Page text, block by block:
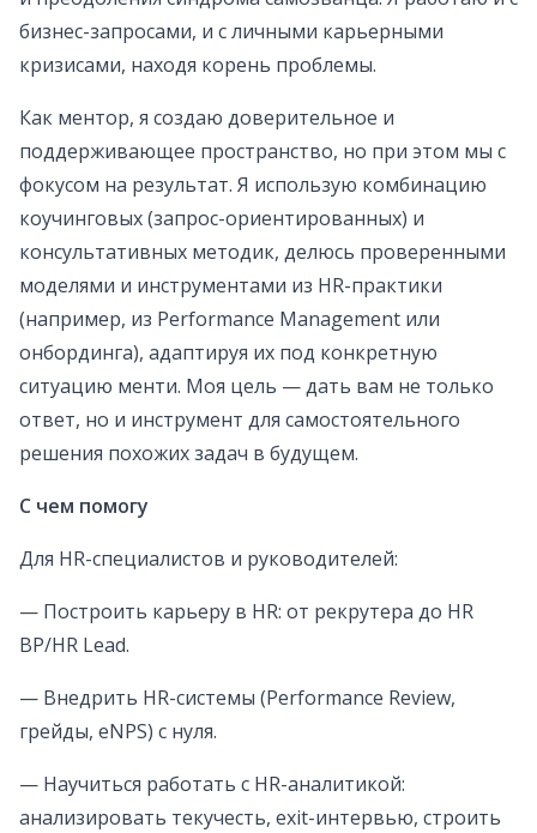
бизнес-запросами, и с личными карьерными
кризисами, находя корень проблемы.
Как ментор, я создаю доверительное и
поддерживающее пространство, но при этом мы с
фокусом на результат. Я использую комбинацию
коучинговых (запрос-ориентированных) и
консультативных методик, делюсь проверенными
моделями и инструментами из HR-практики
(например, из Performance Management или
онбординга), адаптируя их под конкретную
ситуацию менти. Моя цель — дать вам не только
ответ, но и инструмент для самостоятельного
решения похожих задач в будущем.
С чем помогу
Для HR-специалистов и руководителей:
— Построить карьеру в HR: от рекрутера до HR
BP/HR Lead.
— Внедрить HR-системы (Performance Review,
грейды, eNPS) с нуля.
— Научиться работать с HR-аналитикой:
анализировать текучесть, exit-интервью, строить